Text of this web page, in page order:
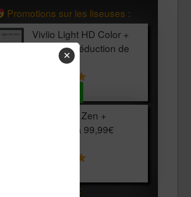
Promotions sur les liseuses :
Vivlio Light HD Color +
HOUSSE réduction de
Vivlio Light Zen +
HOUSSE à 99,99€
Les accessibles :
✕